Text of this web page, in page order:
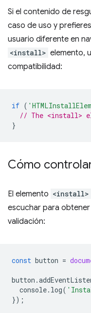
Si el contenido de
caso de uso y
usuario diferente en
<install> elemento,
compatibilidad:
if (
// The <install>
}
Cómo
El elemento <install>
escuchar para
validación:
const button =
button .
console. log(
});